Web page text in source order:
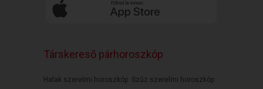
Társkereső párhoroszkóp
Halak szerelmi horoszkóp Szűz szerelmi horoszkóp